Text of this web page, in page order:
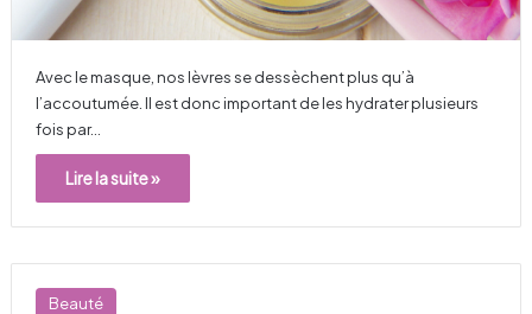
Avec le masque, nos lèvres se dessèchent plus qu’à
l’accoutumée. Il est donc important de les hydrater plusieurs
fois par…
Lire la suite »
Beauté